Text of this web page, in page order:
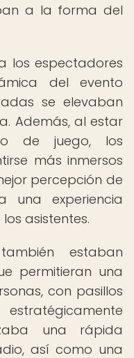
a la forma del
los espectadores
del evento
se elevaban
Además, al estar
de juego, los
más inmersos
percepción de
una experiencia
asistentes.
estaban
permitieran una
con pasillos
una rápida
así como una